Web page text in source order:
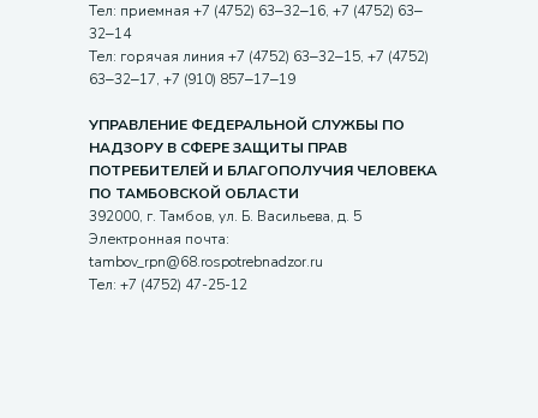
Тел: приемная +7 (4752) 63‒32‒16, +7 (4752) 63‒
32‒14
Тел: горячая линия +7 (4752) 63‒32‒15, +7 (4752)
63‒32‒17, +7 (910) 857‒17‒19
УПРАВЛЕНИЕ ФЕДЕРАЛЬНОЙ СЛУЖБЫ ПО
НАДЗОРУ В СФЕРЕ ЗАЩИТЫ ПРАВ
ПОТРЕБИТЕЛЕЙ И БЛАГОПОЛУЧИЯ ЧЕЛОВЕКА
ПО ТАМБОВСКОЙ ОБЛАСТИ
392000, г. Тамбов, ул. Б. Васильева, д. 5
Электронная почта:
tambov_rpn@68.rospotrebnadzor.ru
Тел: +7 (4752) 47-25-12